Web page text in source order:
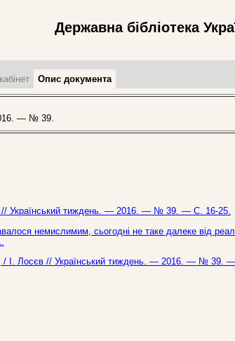
Державна бібліотека
Опис документа
— № 39.
// Український тиждень. — 2016. — № 39. — С. 16-25.
немислимим, сьогодні не таке далеке від
/ І. Лосєв // Український тиждень. — 2016. — № 39.